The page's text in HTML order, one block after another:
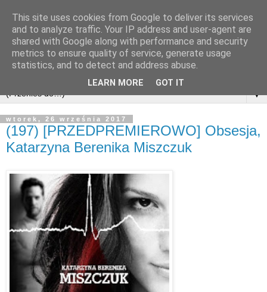
▼
wtorek, 26 września 2017
(197) [PRZEDPREMIEROWO] Obsesja,
Katarzyna Berenika Miszczuk
This site uses cookies from Google to deliver its services
and to analyze traffic. Your IP address and user-agent are
shared with Google along with performance and security
metrics to ensure quality of service, generate usage
statistics, and to detect and address abuse.
LEARN MORE GOT IT